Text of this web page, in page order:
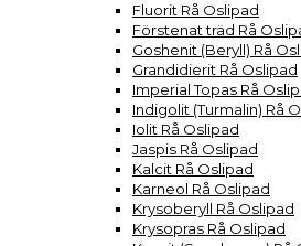
Fluorit Rå Oslipad
Förstenat träd Rå
Goshenit (Beryll) Rå
Grandidierit Rå Oslipad
Imperial Topas Rå
Indigolit (Turmalin) Rå
Iolit Rå Oslipad
Jaspis Rå Oslipad
Kalcit Rå Oslipad
Karneol Rå Oslipad
Krysoberyll Rå Oslipad
Krysopras Rå Oslipad